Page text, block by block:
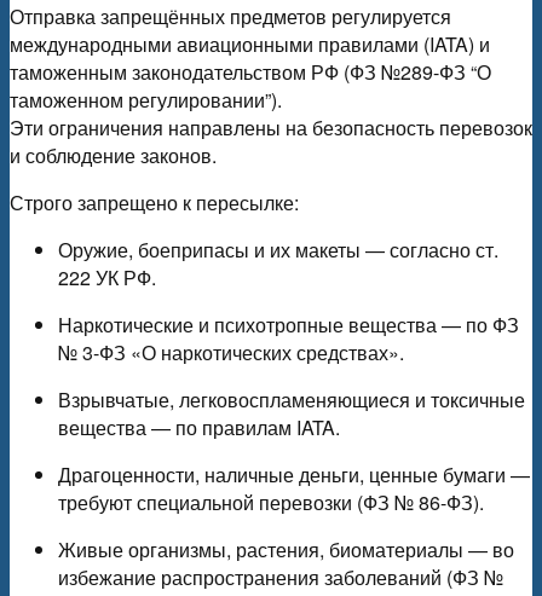
Отправка запрещённых предметов регулируется
международными авиационными правилами (IATA) и
таможенным законодательством РФ (ФЗ №289-ФЗ “О
таможенном регулировании”).
Эти ограничения направлены на безопасность перевозок
и соблюдение законов.
Строго запрещено к пересылке:
Оружие, боеприпасы и их макеты — согласно ст.
222 УК РФ.
Наркотические и психотропные вещества — по ФЗ
№ 3-ФЗ «О наркотических средствах».
Взрывчатые, легковоспламеняющиеся и токсичные
вещества — по правилам IATA.
Драгоценности, наличные деньги, ценные бумаги —
требуют специальной перевозки (ФЗ № 86-ФЗ).
Живые организмы, растения, биоматериалы — во
избежание распространения заболеваний (ФЗ №